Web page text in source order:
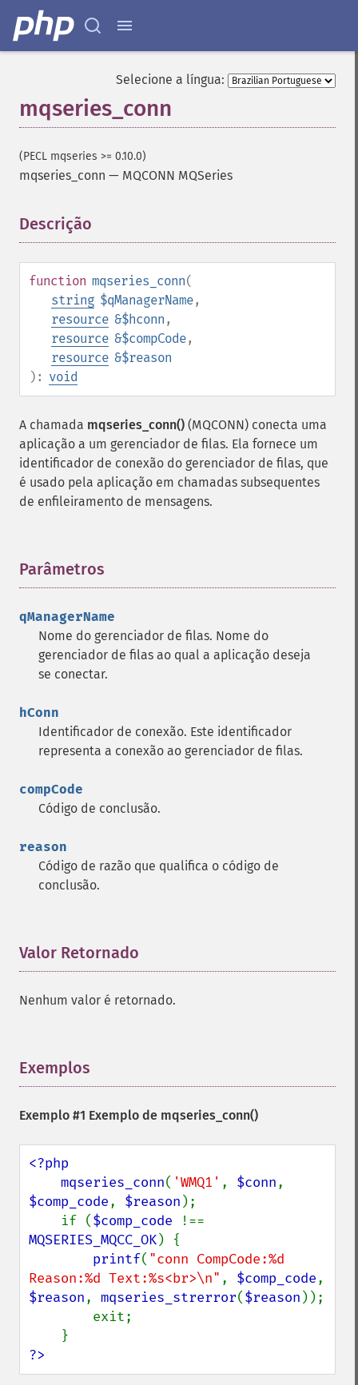
Selecione a língua:
mqseries_conn
(PECL mqseries >= 0.10.0)
mqseries_conn — MQCONN MQSeries
Descrição
function mqseries_conn(
string $qManagerName,
resource &$hconn ,
resource &$compCode,
resource &$reason
): void
A chamada mqseries_conn() (MQCONN) conecta uma
aplicação a um gerenciador de filas. Ela fornece um
identificador de conexão do gerenciador de filas, que
é usado pela aplicação em chamadas subsequentes
de enfileiramento de mensagens.
Parâmetros
qManagerName
Nome do gerenciador de filas. Nome do
gerenciador de filas ao qual a aplicação deseja
se conectar.
hConn
Identificador de conexão. Este identificador
representa a conexão ao gerenciador de filas.
compCode
Código de conclusão.
reason
Código de razão que qualifica o código de
conclusão.
Valor Retornado
Nenhum valor é retornado.
Exemplos
Exemplo #1 Exemplo de mqseries_conn()
<?php
    mqseries_conn
( 'WMQ1' , $conn
$comp_code, $reason );
    if (
$comp_code
MQSERIES_MQCC_OK) {
printf( "conn CompCode:%d
Reason:%d Text:%s<br>\n" , $comp_code
$reason, mqseries_strerror($reason ));
?>